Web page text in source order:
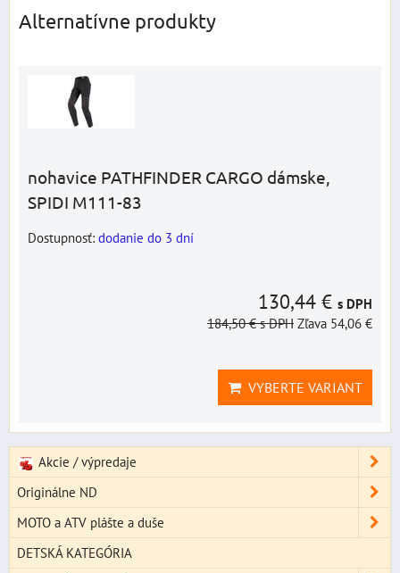
Alternatívne produkty
nohavice PATHFINDER CARGO dámske,
SPIDI M111-83
Dostupnosť: dodanie do 3 dní
130,44 € s DPH
184,50 €s DPH Zľava 54,06 €
VYBERTE VARIANT
Akcie / výpredaje
Originálne ND
MOTO a ATV plášte a duše
DETSKÁ KATEGÓRIA